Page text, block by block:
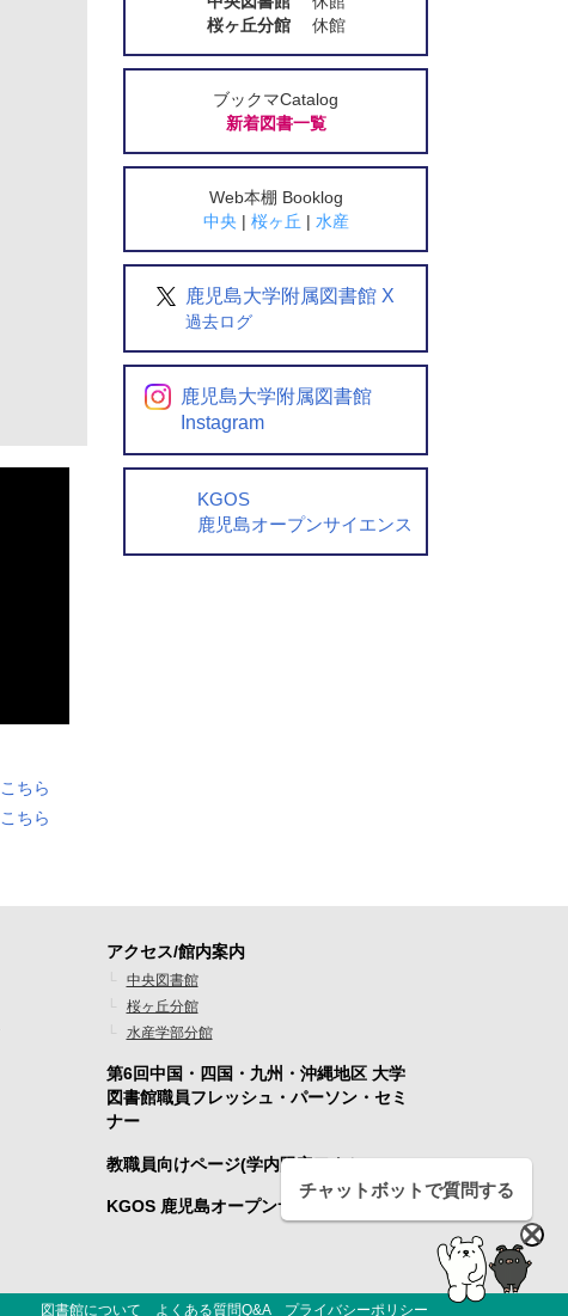
こちら
こちら
桜ヶ丘分館
休館
ブックマCatalog
新着図書一覧
Web本棚 Booklog
中央 | 桜ヶ丘 | 水産
鹿児島大学附属図書館 X
過去ログ
鹿児島大学附属図書館
Instagram
KGOS
鹿児島オープンサイエンス
フ
ッ
タ
ー
メ
ニ
ュ
4
アクセス/館内案内
中央図書館
桜ヶ丘分館
水産学部分館
第6回中国・四国・九州・沖縄地区 大学
図書館職員フレッシュ・パーソン・セミ
ナー
教職員向けページ(学内限定アクセス)
KGOS 鹿児島オープンサイエンス
図書館について よくある質問Q&A プライバシーポリシー
チャットボットで質問する